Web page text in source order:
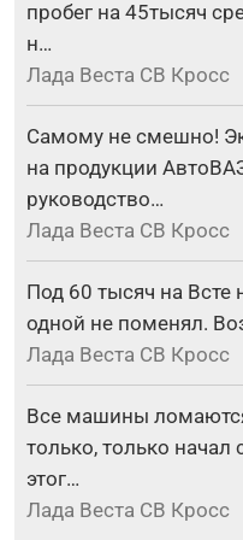
пробег на 45тысяч
н…
Лада Веста СВ Кросс
Самому не смешно!
на продукции
руководство…
Лада Веста СВ Кросс
Под 60 тысяч на
одной не поменял.
Лада Веста СВ Кросс
Все машины
только, только
этог…
Лада Веста СВ Кросс